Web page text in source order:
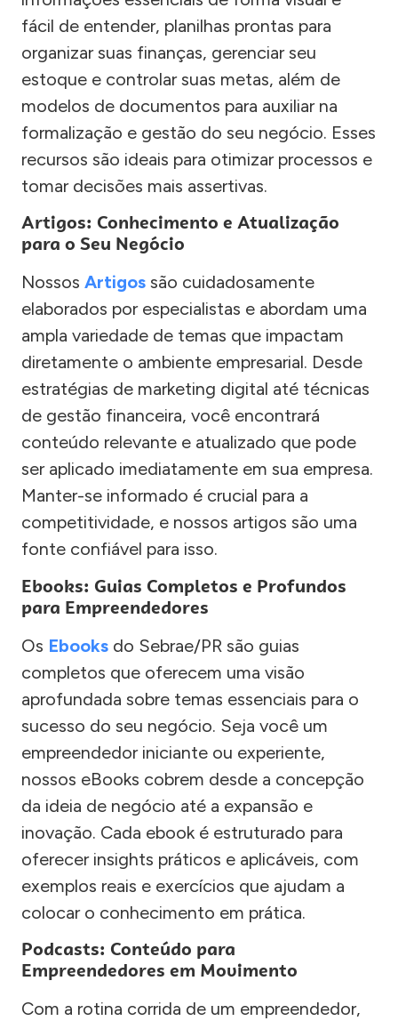
fácil de entender, planilhas prontas para
organizar suas finanças, gerenciar seu
estoque e controlar suas metas, além de
modelos de documentos para auxiliar na
formalização e gestão do seu negócio. Esses
recursos são ideais para otimizar processos e
tomar decisões mais assertivas.
Artigos: Conhecimento e Atualização
para o Seu Negócio
Nossos Artigos são cuidadosamente
elaborados por especialistas e abordam uma
ampla variedade de temas que impactam
diretamente o ambiente empresarial. Desde
estratégias de marketing digital até técnicas
de gestão financeira, você encontrará
conteúdo relevante e atualizado que pode
ser aplicado imediatamente em sua empresa.
Manter-se informado é crucial para a
competitividade, e nossos artigos são uma
fonte confiável para isso.
Ebooks: Guias Completos e Profundos
para Empreendedores
Os Ebooks do Sebrae/PR são guias
completos que oferecem uma visão
aprofundada sobre temas essenciais para o
sucesso do seu negócio. Seja você um
empreendedor iniciante ou experiente,
nossos eBooks cobrem desde a concepção
da ideia de negócio até a expansão e
inovação. Cada ebook é estruturado para
oferecer insights práticos e aplicáveis, com
exemplos reais e exercícios que ajudam a
colocar o conhecimento em prática.
Podcasts: Conteúdo para
Empreendedores em Movimento
Com a rotina corrida de um empreendedor,